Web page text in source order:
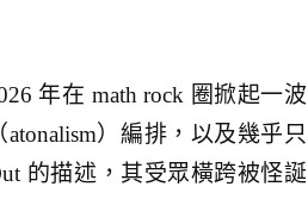
年在 math rock 圈掀起一波
）編排，以及幾乎只
的描述，其受眾橫跨被怪誕